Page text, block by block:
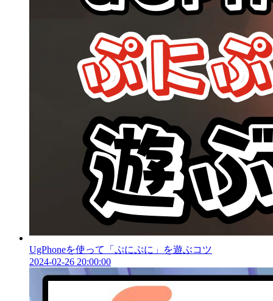
UgPhoneを使って「ぷにぷに」を遊ぶコツ
2024-02-26 20:00:00